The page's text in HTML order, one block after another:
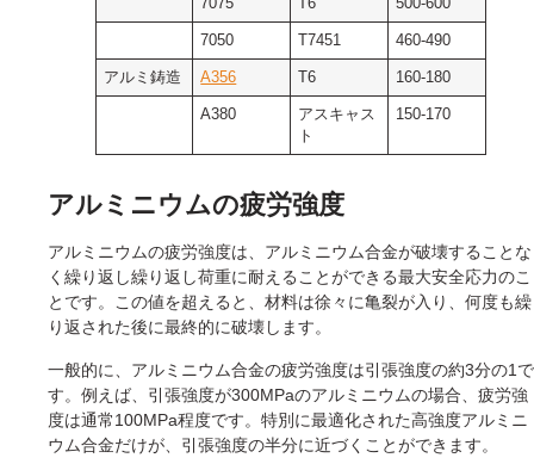
7075 T6 500-600
7050 T7451 460-490
アルミ鋳造 A356 T6 160-180
A380
アスキャス
ト
150-170
アルミニウムの疲労強度
アルミニウムの疲労強度は、アルミニウム合金が破壊することな
く繰り返し繰り返し荷重に耐えることができる最大安全応力のこ
とです。この値を超えると、材料は徐々に亀裂が入り、何度も繰
り返された後に最終的に破壊します。
一般的に、アルミニウム合金の疲労強度は引張強度の約3分の1で
す。例えば、引張強度が300MPaのアルミニウムの場合、疲労強
度は通常100MPa程度です。特別に最適化された高強度アルミニ
ウム合金だけが、引張強度の半分に近づくことができます。